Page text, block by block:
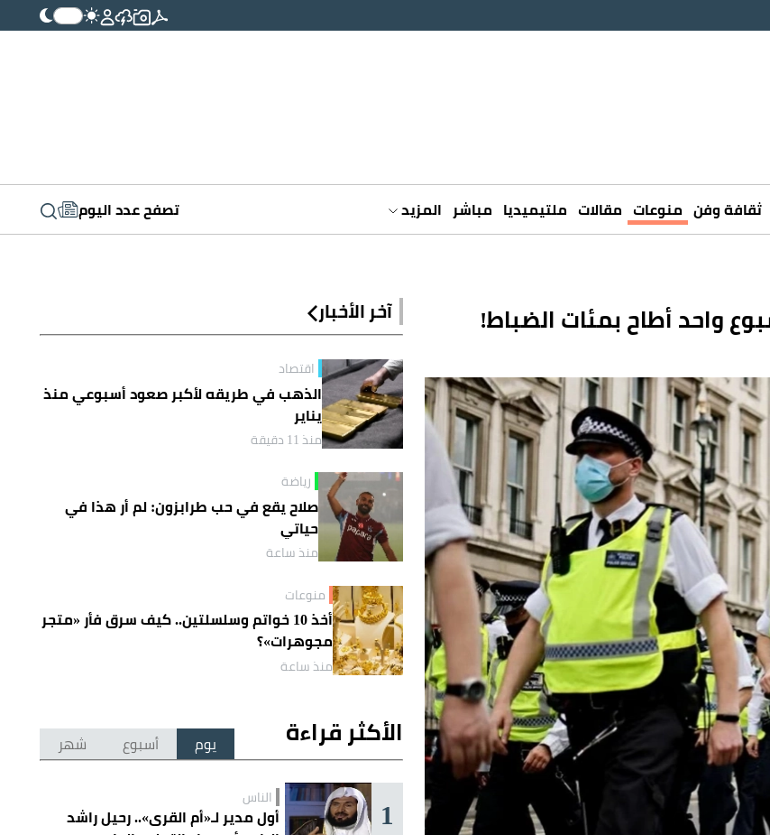
ثقافة وفن منوعات مقالات ملتيميديا مباشر المزيد تصفح عدد اليوم
واحد أطاح بمئات الضباط! آخر الأخبار
اقتصاد
الذهب في طريقه لأكبر صعود أسبوعي منذ
يناير
منذ 11 دقيقة
رياضة
صلاح يقع في حب طرابزون: لم أر هذا في
حياتي
منذ ساعة
منوعات
أخذ 10 خواتم وسلسلتين.. كيف سرق فأر «متجر
مجوهرات»؟
منذ ساعة
الأكثر قراءة يوم أسبوع شهر
1 الناس
أول مدير لـ«أم القرى».. رحيل راشد